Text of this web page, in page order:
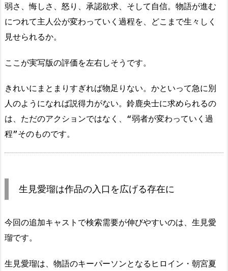
弱さ、悔しさ、怒り、承認欲求、そして自信。物語が進む
につれて主人公が変わっていく過程を、どこまで生々しく
見せられるか。
ここが実写版の評価を左右しそうです。
きれいにまとまりすぎれば物足りない。かといって急に別
人のようになれば説得力がない。鈴鹿央士に求められるの
は、ただのアクションではなく、“弱者が変わっていく過
程”そのものです。
生見愛瑠は作品の入口を広げる存在に
今回の追加キャストで検索需要が伸びやすいのは、生見愛
瑠です。
生見愛瑠は、物語のキーパーソンとなるヒロイン・朝宮夏